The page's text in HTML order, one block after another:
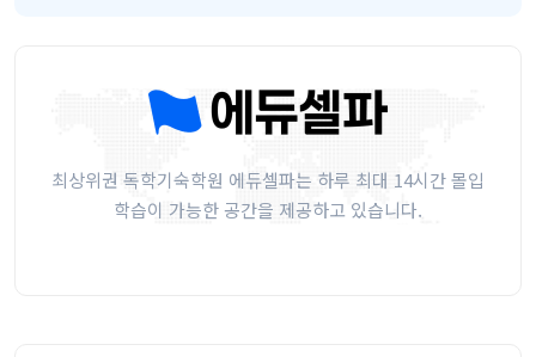
최상위권 독학기숙학원 에듀셀파는 하루 최대 14시간 몰입
학습이 가능한 공간을 제공하고 있습니다.